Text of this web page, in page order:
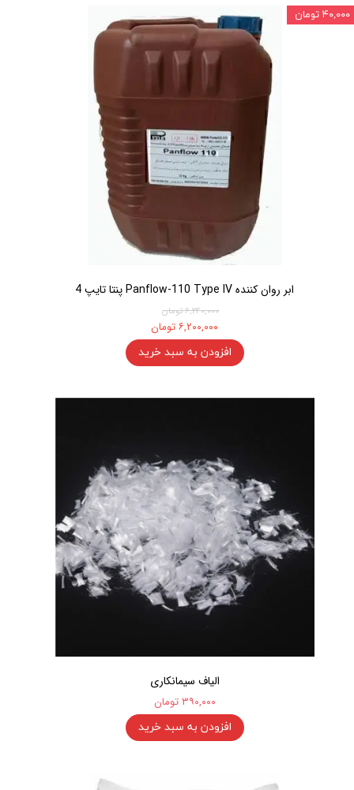
ابر روان کننده Panflow-110 Type IV پنتا تایپ 4
۶,۲۴۰,۰۰۰ تومان
۶,۲۰۰,۰۰۰ تومان
افزودن به سبد خرید
۴۰,۰۰۰ تومان
الیاف سیمانکاری
۳۹۰,۰۰۰ تومان
افزودن به سبد خرید